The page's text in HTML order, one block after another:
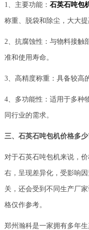
1、主要功能： 石英石吨包
称重、脱袋和除尘，大大提
2、抗腐蚀性：与物料接触
准和使用寿命。
3、高精度称重：具备较高
4、多功能性：适用于多种
同行业的需求。
三、石英石吨包机价格多少
对于石英石吨包机来说，
右，呈现差异化，受影响
关，还会受到不同生产厂
格仅作参考。
郑州瀚科是一家拥有多年